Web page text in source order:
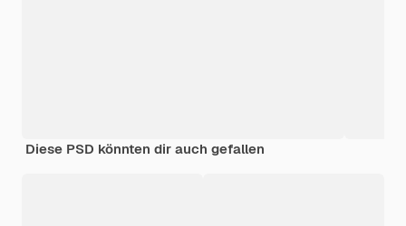
Diese PSD könnten dir auch gefallen